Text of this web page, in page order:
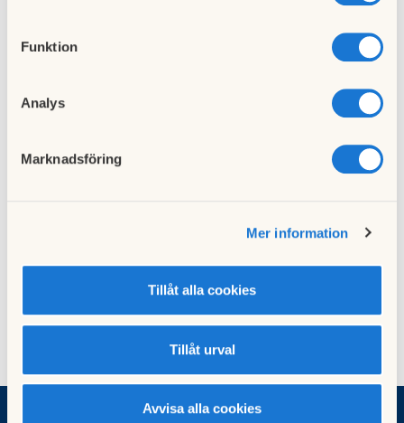
Funktion
Analys
Marknadsföring
Mer information
Tillåt alla cookies
Tillåt urval
Avvisa alla cookies
Föregående nyhet